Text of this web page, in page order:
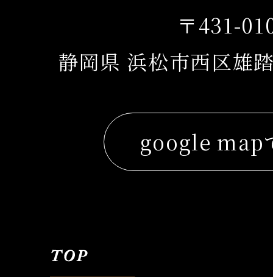
〒431-
静岡県 浜松市西区雄
google map